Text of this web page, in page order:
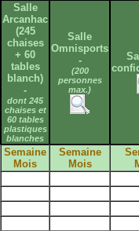
Salle
Arcanhac
(245
chaises
+ 60
tables
blanch)
-
dont 245
chaises et
60 tables
plastiques
blanches
Salle
Omnisports
-
(200
personnes
max.)
Semaine
Mois
Semaine
Mois